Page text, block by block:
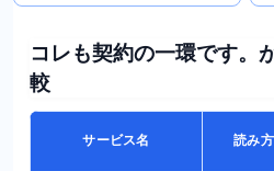
コレも契約の一環です。
較
サービス名 読み方